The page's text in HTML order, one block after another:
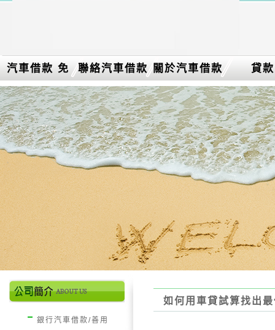
汽車借款 免
留車介紹
聯絡汽車借款 關於汽車借款 貸款
銀行汽車借款/善用
如何用車貸試算找出